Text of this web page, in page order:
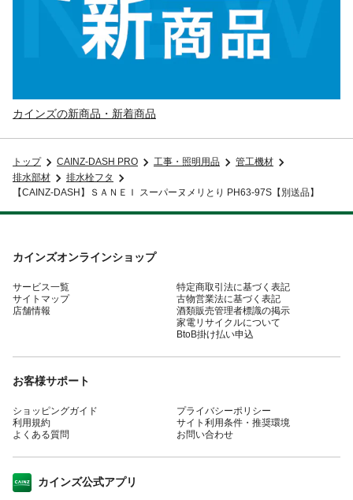
カインズの新商品・新着商品
トップ CAINZ-DASH PRO 工事・照明用品
管工機材
排水部材
排水栓フタ
【CAINZ-DASH】ＳＡＮＥＩ スーパーヌメリとり PH63-97S【別送品】
カインズオンラインショップ
サービス一覧
サイトマップ
店舗情報
特定商取引法に基づく表記
古物営業法に基づく表記
酒類販売管理者標識の掲示
家電リサイクルについて
BtoB掛け払い申込
お客様サポート
ショッピングガイド
利用規約
よくある質問
プライバシーポリシー
サイト利用条件・推奨環境
お問い合わせ
カインズ公式アプリ